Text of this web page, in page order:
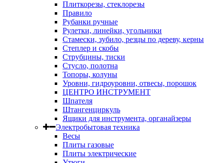
Плиткорезы, стеклорезы
Правило
Рубанки ручные
Рулетки, линейки, угольники
Стамески, зубило, резцы по дереву, керны
Степлер и скобы
Струбцины, тиски
Стусло, полотна
Топоры, колуны
Уровни, гидроуровни, отвесы, порошок
ЦЕНТРО ИНСТРУМЕНТ
Шпателя
Штангенциркуль
Ящики для инструмента, органайзеры
Электробытовая техника
Весы
Плиты газовые
Плиты электрические